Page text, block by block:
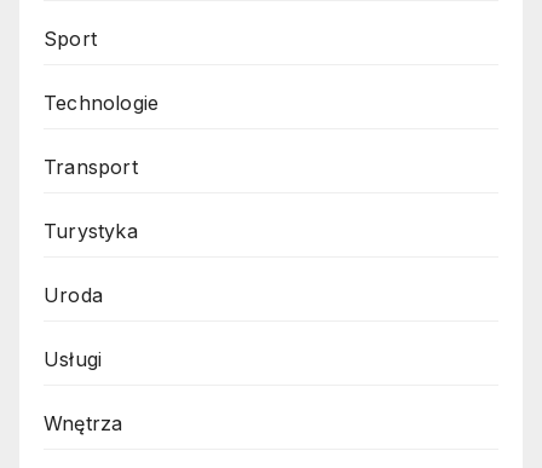
Sport
Technologie
Transport
Turystyka
Uroda
Usługi
Wnętrza